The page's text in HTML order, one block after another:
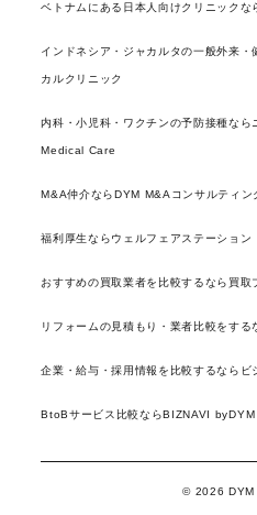
ベトナムにある日本人向けクリニックな
インドネシア・ジャカルタの一般外来・
カルクリニック
内科・小児科・ワクチンの予防接種な
Medical Care
M&A仲介ならDYM M&Aコンサルティン
福利厚生ならウェルフェアステーション
おすすめの買取業者を比較するなら買取
リフォームの見積もり・業者比較をする
企業・給与・採用情報を比較するならビ
BtoBサービス比較ならBIZNAVI byDYM
© 2026